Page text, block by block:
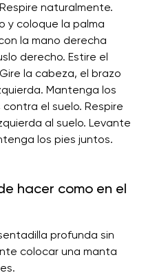
naturalmente.
y coloque la palma
la mano derecha
derecho. Estire el
la cabeza, el brazo
Mantenga los
el suelo. Respire
al suelo. Levante
los pies juntos.
hacer como en el
profunda sin
colocar una manta